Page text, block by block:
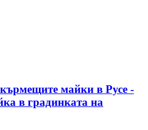
майки в Русе -
в градинката на